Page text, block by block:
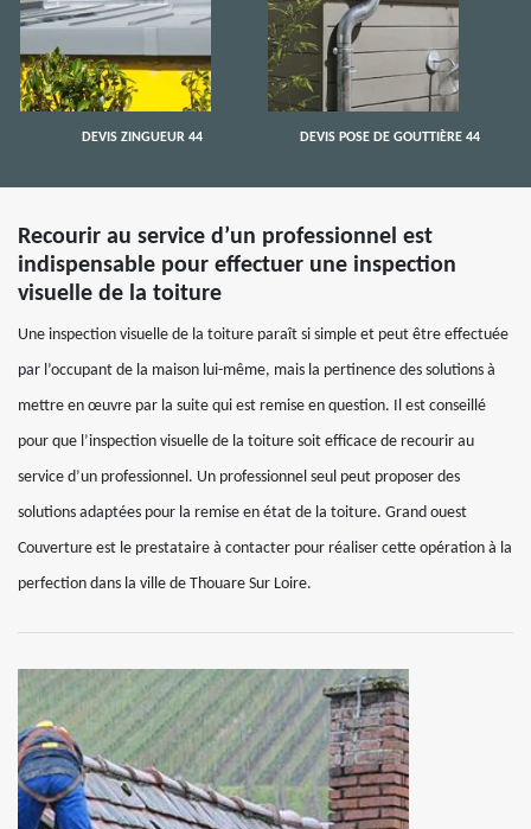
DEVIS ZINGUEUR 44 DEVIS POSE DE GOUTTIÈRE 44
Recourir au service d’un professionnel est
indispensable pour effectuer une inspection
visuelle de la toiture
Une inspection visuelle de la toiture paraît si simple et peut être effectuée
par l’occupant de la maison lui-même, mais la pertinence des solutions à
mettre en œuvre par la suite qui est remise en question. Il est conseillé
pour que l’inspection visuelle de la toiture soit efficace de recourir au
service d’un professionnel. Un professionnel seul peut proposer des
solutions adaptées pour la remise en état de la toiture. Grand ouest
Couverture est le prestataire à contacter pour réaliser cette opération à la
perfection dans la ville de Thouare Sur Loire.